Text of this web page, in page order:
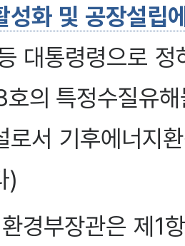
성화 및 공장설립
대통령령으로
의 특정수질유
로서 기후에너지
)
경부장관은 제1